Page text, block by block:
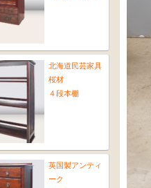
北海道民芸家具
桜材
４段本棚
英国製アンティ
ーク